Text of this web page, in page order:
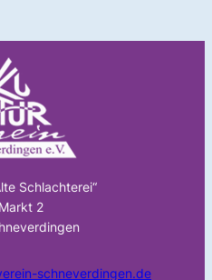
Schlachterei“
2
schneverdingen.de